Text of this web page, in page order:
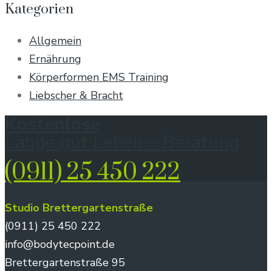
Kategorien
Allgemein
Ernährung
Körperformen EMS Training
Liebscher & Bracht
(0911) 25 450 222
Studio Brettergartenstraße
(0911) 25 450 222
info@bodytecpoint.de
Brettergartenstraße 95